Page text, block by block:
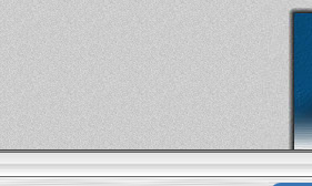
Aller